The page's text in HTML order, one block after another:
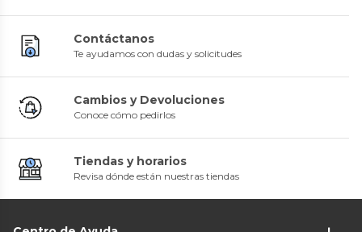
Contáctanos
Te ayudamos con dudas y solicitudes
Cambios y Devoluciones
Conoce cómo pedirlos
Tiendas y horarios
Revisa dónde están nuestras tiendas